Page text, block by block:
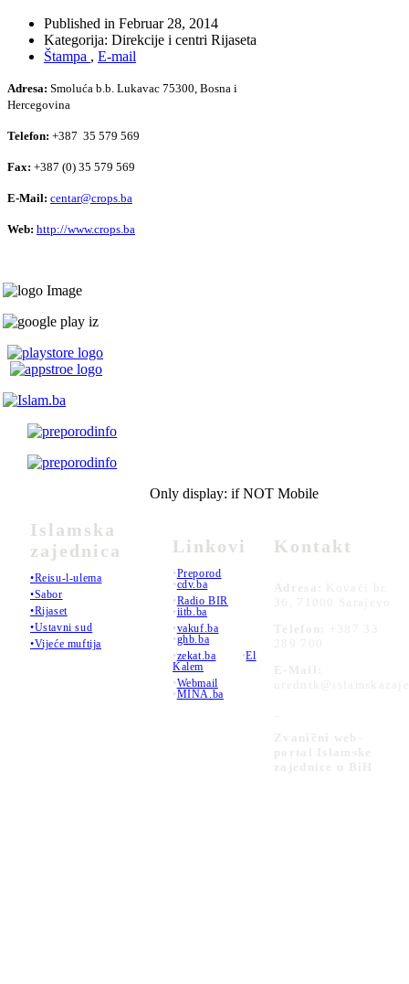
Published in Februar 28, 2014
Kategorija: Direkcije i centri Rijaseta
Štampa , E-mail
Adresa: Smoluća b.b. Lukavac 75300, Bosna i
Hercegovina
Telefon: +387 35 579 569
Fax: +387 (0) 35 579 569
E-Mail: centar@crops.ba
Web: http://www.crops.ba
Islamska
zajednica
•Reisu-l-ulema
•Sabor
•Rijaset
•Ustavni sud
•Vijeće muftija
Only display: if NOT Mobile
Linkovi
•Preporod
•cdv.ba
•Radio BIR
•iitb.ba
•vakuf.ba
•ghb.ba
•zekat.ba •El
Kalem
•Webmail
•MINA.ba
Kontakt
Adresa:
Kovači br.
36, 71000 Sarajevo
Telefon:
+387 33
289 700
E-Mail:
Zvanični web-
portal Islamske
zajednice u BiH